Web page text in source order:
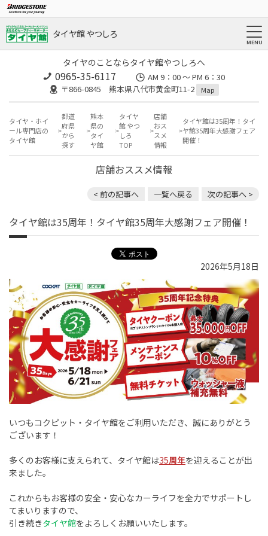
タイヤ館 やつしろ
タイヤのことならタイヤ館やつしろへ
0965-35-6117
AM 9：00 ～ PM 6：30
〒866-0845 熊本県八代市黄金町11-2
Map
タイヤ・ホイ
ール専門店の
タイヤ館
都道
府県
から
探す
熊本
県の
タイ
ヤ館
タイヤ
館 やつ
しろ
TOP
店舗
おス
スメ
情報
タイヤ館は35周年！タイ
ヤ館35周年大感謝フェア
開催！
店舗おススメ情報
< 前の記事へ 一覧へ戻る 次の記事へ >
タイヤ館は35周年！タイヤ館35周年大感謝フェア開催！
2026年5月18日
いつもコクピット・タイヤ館をご利用いただき、誠にありがとう
ございます！
多くのお客様に支えられて、タイヤ館は35周年を迎えることが出
来ました。
これからもお客様の安全・安心なカーライフを全力でサポートし
てまいりますので、
引き続きタイヤ館をよろしくお願いいたします。